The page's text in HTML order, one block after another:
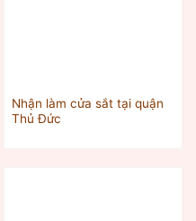
Nhận làm cửa sắt tại quận
Thủ Đức